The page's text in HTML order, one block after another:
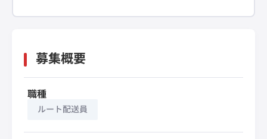
募集概要
職種
ルート配送員